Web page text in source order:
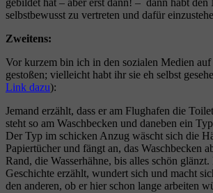
gebildet hat – aber erst dann! – dann habt den
selbstbewusst zu vertreten und dafür
Zweitens:
Vor kurzem bin ich in den sozialen Medien
gestoßen; vielleicht habt ihr sie eh selbst
Link dazu):
Jemand erzählt, dass er am Flughafen die
steht so am Waschbecken und daneben ein
Der Typ im schicken Anzug wäscht sich die
Papiertücher und fängt an, das Waschbecken
Rand, die Wasserhähne, bis alles schön
Geschichte erzählt, wundert sich und macht
den anderen, ob er hier schon lange arbeiten